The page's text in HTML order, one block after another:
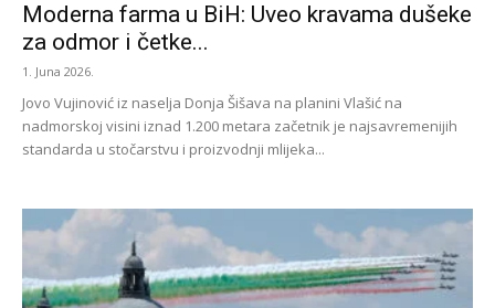
Moderna farma u BiH: Uveo kravama dušeke
za odmor i četke...
1. Juna 2026.
Jovo Vujinović iz naselja Donja Šišava na planini Vlašić na
nadmorskoj visini iznad 1.200 metara začetnik je najsavremenijih
standarda u stočarstvu i proizvodnji mlijeka...